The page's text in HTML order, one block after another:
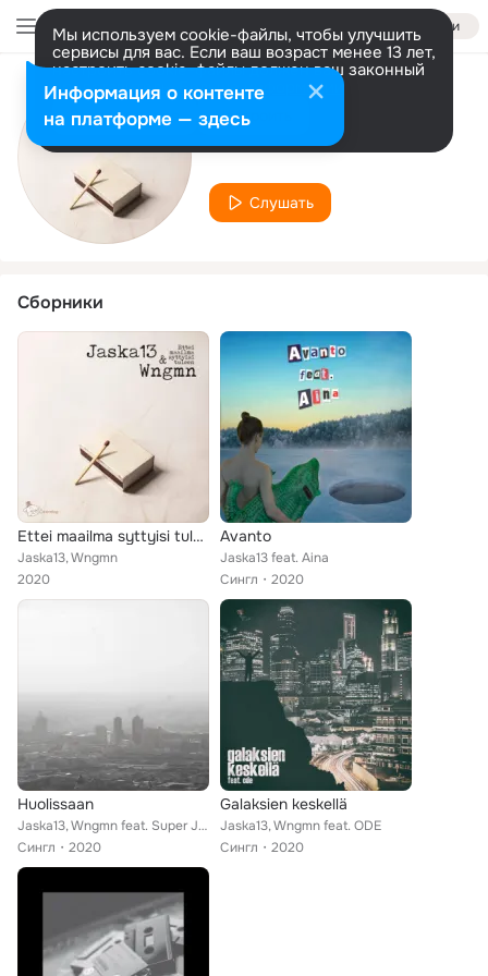
Войти
Мы используем cookie-файлы, чтобы улучшить
сервисы для вас. Если ваш возраст менее 13 лет,
настроить cookie-файлы должен ваш законный
представитель. Больше информации
Разрешить все Настроить
Исполнитель
Jaska13
Слушать
Сборники
Ettei maailma syttyisi tuleen
Jaska13, Wngmn
2020
Avanto
Jaska13 feat. Aina
Сингл
2020
Huolissaan
Jaska13, Wngmn feat. Super Janne
Сингл
2020
Galaksien keskellä
Jaska13, Wngmn feat. ODE
Сингл
2020
Информация о контенте
на платформе — здесь